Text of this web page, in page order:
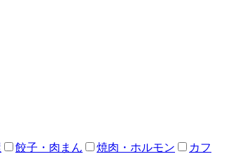
餃子・肉まん 焼肉・ホルモン
カフ